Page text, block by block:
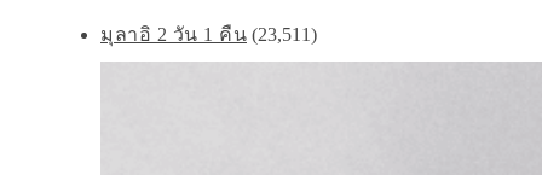
มุลาอิ 2 วัน 1 คืน (23,511)